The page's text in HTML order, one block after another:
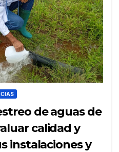
de aguas de
calidad y
instalaciones y